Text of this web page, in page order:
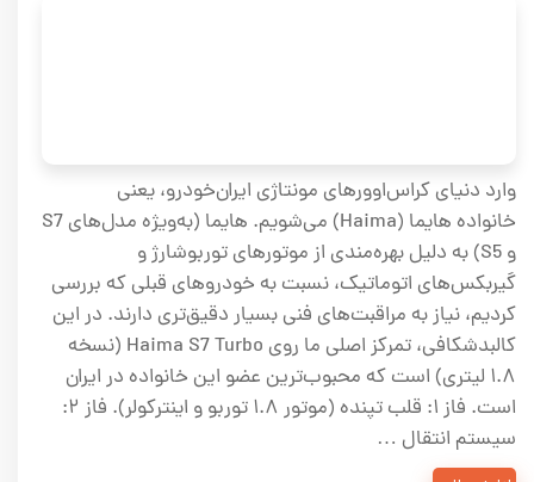
وارد دنیای کراس‌اوورهای مونتاژی ایران‌خودرو، یعنی
خانواده هایما (Haima) می‌شویم. هایما (به‌ویژه مدل‌های S7
و S5) به دلیل بهره‌مندی از موتورهای توربوشارژ و
گیربکس‌های اتوماتیک، نسبت به خودروهای قبلی که بررسی
کردیم، نیاز به مراقبت‌های فنی بسیار دقیق‌تری دارند. در این
کالبدشکافی، تمرکز اصلی ما روی Haima S7 Turbo (نسخه
۱.۸ لیتری) است که محبوب‌ترین عضو این خانواده در ایران
است. فاز ۱: قلب تپنده (موتور ۱.۸ توربو و اینترکولر). فاز ۲:
سیستم انتقال …